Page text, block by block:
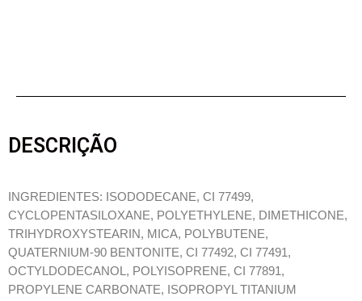
DESCRIÇÃO
INGREDIENTES: ISODODECANE, CI 77499,
CYCLOPENTASILOXANE, POLYETHYLENE, DIMETHICONE,
TRIHYDROXYSTEARIN, MICA, POLYBUTENE,
QUATERNIUM-90 BENTONITE, CI 77492, CI 77491,
OCTYLDODECANOL, POLYISOPRENE, CI 77891,
PROPYLENE CARBONATE, ISOPROPYL TITANIUM